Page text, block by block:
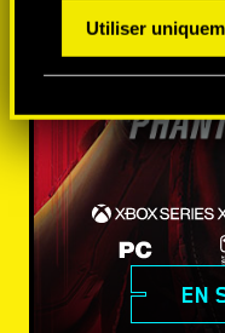
Utiliser
EN